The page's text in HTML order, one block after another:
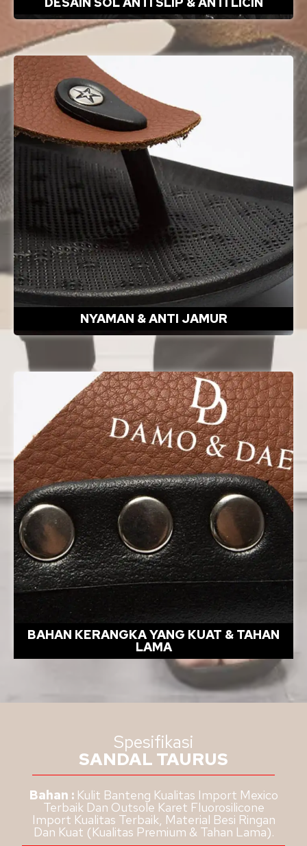
NYAMAN & ANTI JAMUR
BAHAN KERANGKA YANG KUAT & TAHAN
LAMA
Spesifikasi
SANDAL TAURUS
Bahan : Kulit Banteng Kualitas Import Mexico
Terbaik Dan Outsole Karet Fluorosilicone
Import Kualitas Terbaik, Material Besi Ringan
Dan Kuat (Kualitas Premium & Tahan Lama).